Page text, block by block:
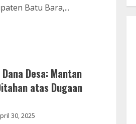
Batu Bara,...
Desa: Mantan
atas Dugaan
30, 2025